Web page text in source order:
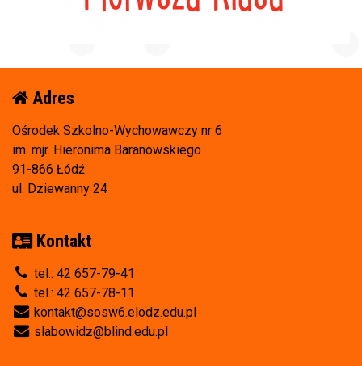
Adres
Ośrodek Szkolno-Wychowawczy nr 6
im. mjr. Hieronima Baranowskiego
91-866 Łódź
ul. Dziewanny 24
Kontakt
tel.: 42 657-79-41
tel.: 42 657-78-11
kontakt@sosw6.elodz.edu.pl
slabowidz@blind.edu.pl